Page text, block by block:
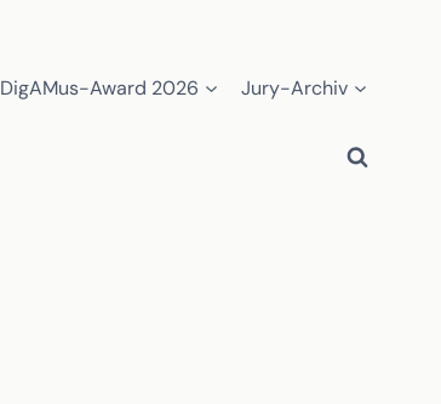
DigAMus-Award 2026 Jury-Archiv